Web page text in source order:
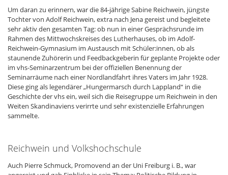
Um daran zu erinnern, war die 84-jährige Sabine Reichwein, jüngste
Tochter von Adolf Reichwein, extra nach Jena gereist und begleitete
sehr aktiv den gesamten Tag: ob nun in einer Gesprächsrunde im
Rahmen des Mittwochskreises des Lutherhauses, ob im Adolf-
Reichwein-Gymnasium im Austausch mit Schüler:innen, ob als
staunende Zuhörerin und Feedbackgeberin für geplante Projekte oder
im vhs-Seminarzentrum bei der offiziellen Benennung der
Seminarräume nach einer Nordlandfahrt ihres Vaters im Jahr 1928.
Diese ging als legendärer „Hungermarsch durch Lappland“ in die
Geschichte der vhs ein, weil sich die Reisegruppe um Reichwein in den
Weiten Skandinaviens verirrte und sehr existenzielle Erfahrungen
sammelte.
Reichwein und Volkshochschule
Auch Pierre Schmuck, Promovend an der Uni Freiburg i. B., war